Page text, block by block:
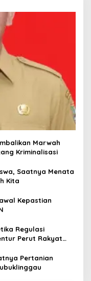
Marwah
Kriminalisasi
Saatnya Menata
Kita
Kepastian
Regulasi
Perut Rakyat
Pertanian
Wajah Kota Lubuklinggau